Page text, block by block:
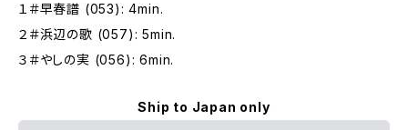
１＃早春譜 (053): 4min.
２＃浜辺の歌 (057): 5min.
３＃やしの実 (056): 6min.
Ship to Japan only